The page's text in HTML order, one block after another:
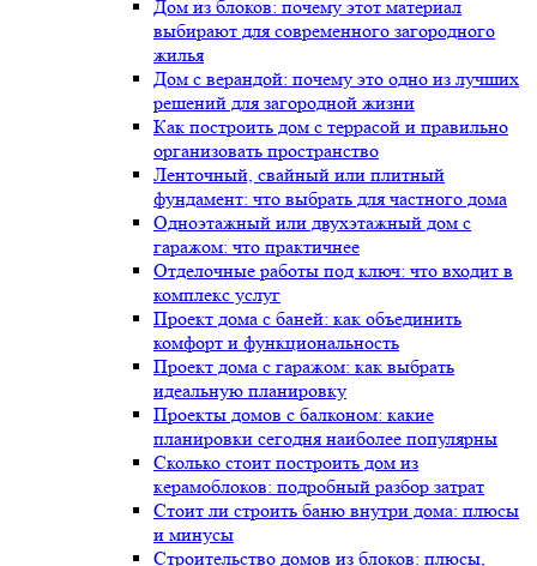
Дом из блоков: почему этот материал
выбирают для современного загородного
жилья
Дом с верандой: почему это одно из лучших
решений для загородной жизни
Как построить дом с террасой и правильно
организовать пространство
Ленточный, свайный или плитный
фундамент: что выбрать для частного дома
Одноэтажный или двухэтажный дом с
гаражом: что практичнее
Отделочные работы под ключ: что входит в
комплекс услуг
Проект дома с баней: как объединить
комфорт и функциональность
Проект дома с гаражом: как выбрать
идеальную планировку
Проекты домов с балконом: какие
планировки сегодня наиболее популярны
Сколько стоит построить дом из
керамоблоков: подробный разбор затрат
Стоит ли строить баню внутри дома: плюсы
и минусы
Строительство домов из блоков: плюсы,